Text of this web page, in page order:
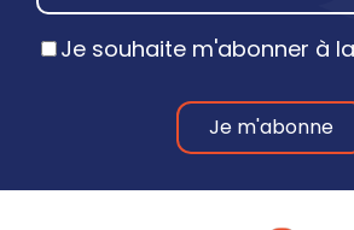
Je souhaite m'abonner à